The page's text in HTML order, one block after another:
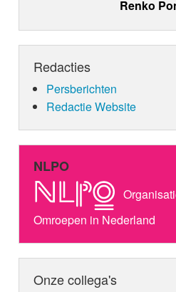
Renko
Redacties
Persberichten
Redactie Website
NLPO
Omroepen in Nederland
Onze collega's